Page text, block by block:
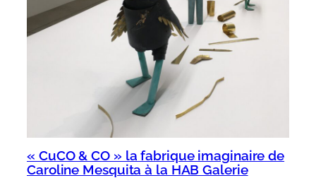
« CuCO & CO » la fabrique imaginaire de
Caroline Mesquita à la HAB Galerie